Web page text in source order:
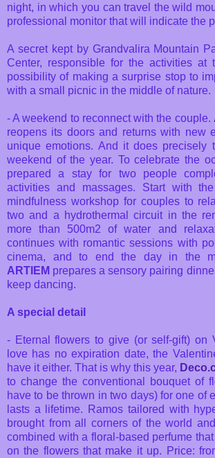
night, in which you can travel the wild
professional monitor that will indicate the
A secret kept by Grandvalira Mountain
Center, responsible for the activities at
possibility of making a surprise stop to
with a small picnic in the middle of nature.
- A weekend to reconnect with the couple.
reopens its doors and returns with new
unique emotions. And it does precisely
weekend of the year. To celebrate the
prepared a stay for two people
activities and massages. Start with
mindfulness workshop for couples to
two and a hydrothermal circuit in the
more than 500m2 of water and
continues with romantic sessions with
cinema, and to end the day in the
ARTIEM prepares a sensory pairing
keep dancing.
A special detail
- Eternal flowers to give (or self-gift) on
love has no expiration date, the
have it either. That is why this year,
to change the conventional bouquet of
have to be thrown in two days) for one of
lasts a lifetime. Ramos tailored with
brought from all corners of the world
combined with a floral-based perfume
on the flowers that make it up. Price: